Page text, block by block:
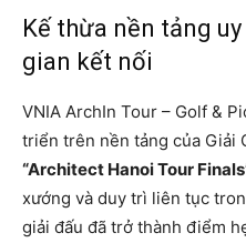
Kế thừa nền tảng
gian kết nối
VNIA ArchIn Tour – Golf &
triển trên nền tảng của Giải
“Architect Hanoi Tour
xướng và duy trì liên tục
giải đấu đã trở thành điểm